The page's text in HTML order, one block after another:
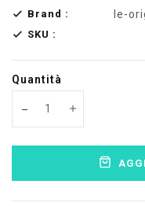
Brand : le-
SKU :
Quantità
Translation missing:
Translation